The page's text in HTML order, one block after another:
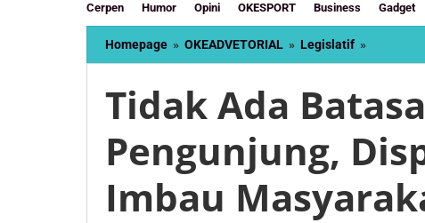
Cerpen Humor Opini OKESPORT Business Gadget
Homepage » OKEADVETORIAL » Legislatif »
Ada
Jumlah
Dispopar
Bontang
Tidak
Tidak Ada
Pengunjung,
Imbau